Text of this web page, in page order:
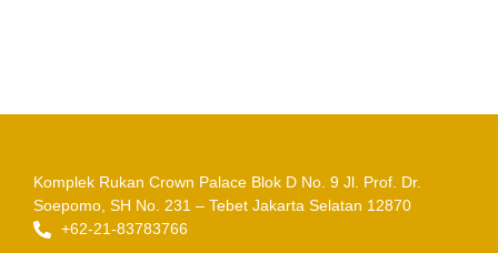
Komplek Rukan Crown Palace Blok D No. 9 Jl. Prof. Dr.
Soepomo, SH No. 231 – Tebet Jakarta Selatan 12870
+62-21-83783766